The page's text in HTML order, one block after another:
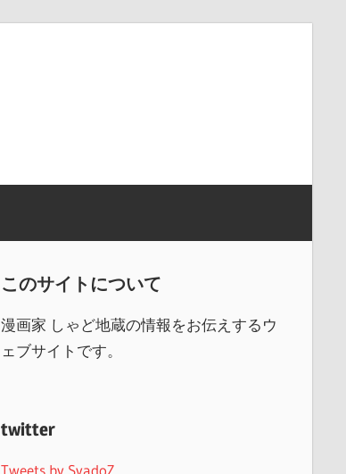
このサイトについて
漫画家 しゃど地蔵の情報をお伝えするウ
ェブサイトです。
twitter
Tweets by SyadoZ